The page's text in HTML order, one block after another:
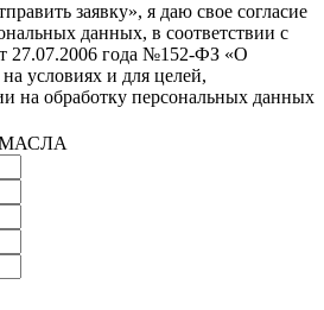
заявку», я даю свое согласие
данных, в соответствии с
27.07.2006 года №152-ФЗ «О
условиях и для целей,
на обработку персональных данных